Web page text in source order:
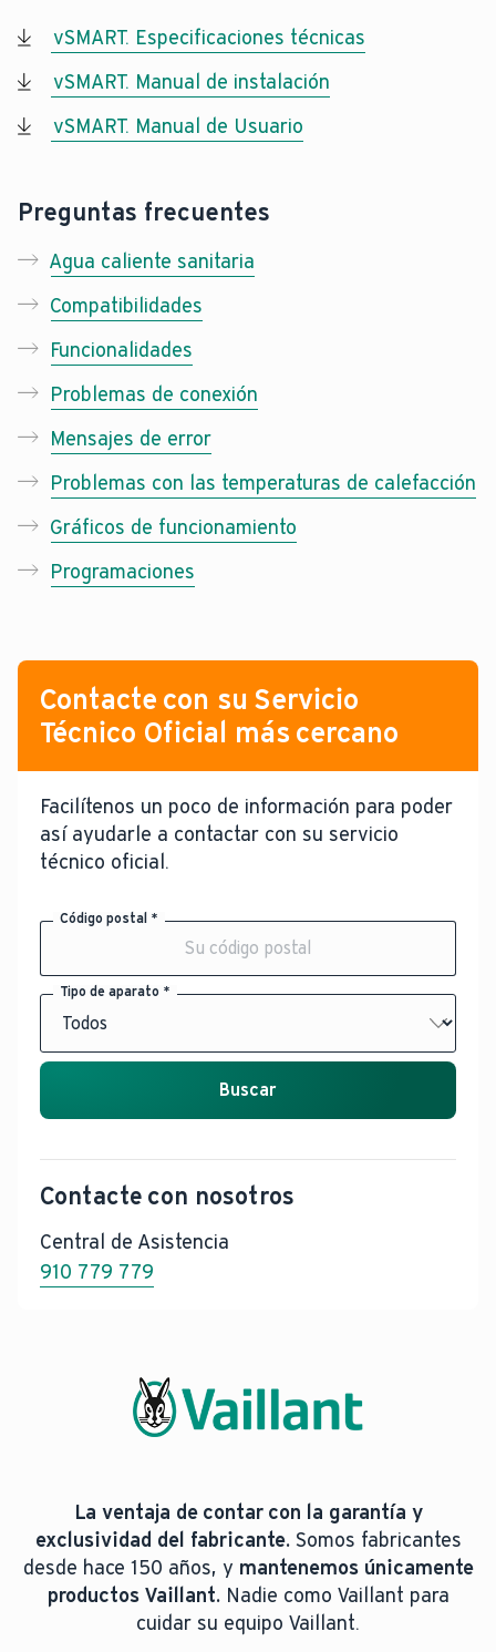
vSMART. Especificaciones técnicas
vSMART. Manual de instalación
vSMART. Manual de Usuario
Preguntas frecuentes
Agua caliente sanitaria
Compatibilidades
Funcionalidades
Problemas de conexión
Mensajes de error
Problemas con las temperaturas de calefacción
Gráficos de funcionamiento
Programaciones
Contacte con su Servicio
Técnico Oficial más cercano
Facilítenos un poco de información para poder
así ayudarle a contactar con su servicio
técnico oficial.
Código postal *
Tipo de aparato *
Buscar
Contacte con nosotros
Central de Asistencia
910 779 779
La ventaja de contar con la garantía y
exclusividad del fabricante.Somos fabricantes
desde hace 150 años, y mantenemos únicamente
productos Vaillant.Nadie como Vaillant para
cuidar su equipo Vaillant.